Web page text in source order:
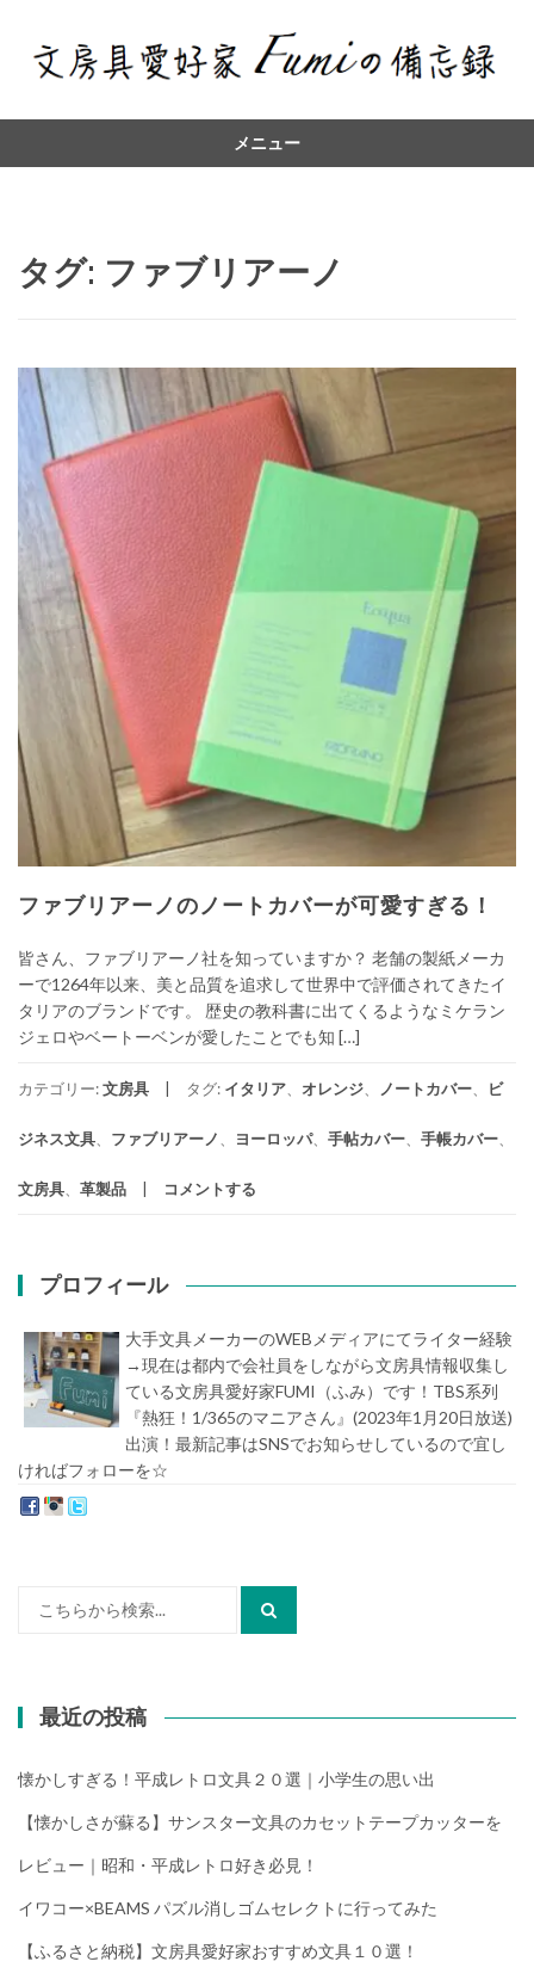
メニュー
タグ: ファブリアーノ
ファブリアーノのノートカバーが可愛すぎる！
皆さん、ファブリアーノ社を知っていますか？ 老舗の製紙メーカ
ーで1264年以来、美と品質を追求して世界中で評価されてきたイ
タリアのブランドです。 歴史の教科書に出てくるようなミケラン
ジェロやベートーベンが愛したことでも知 […]
カテゴリー:文房具 タグ: イタリア、 オレンジ、 ノートカバー、 ビ
ジネス文具、 ファブリアーノ、 ヨーロッパ、 手帖カバー、 手帳カバー、
文房具、 革製品 コメントする
プロフィール
大手文具メーカーのWEBメディアにてライター経験
→現在は都内で会社員をしながら文房具情報収集し
ている文房具愛好家FUMI（ふみ）です！TBS系列
『熱狂！1/365のマニアさん』(2023年1月20日放送)
出演！最新記事はSNSでお知らせしているので宜し
ければフォローを☆
最近の投稿
懐かしすぎる！平成レトロ文具２０選｜小学生の思い出
【懐かしさが蘇る】サンスター文具のカセットテープカッターを
レビュー｜昭和・平成レトロ好き必見！
イワコー×BEAMS パズル消しゴムセレクトに行ってみた
【ふるさと納税】文房具愛好家おすすめ文具１０選！